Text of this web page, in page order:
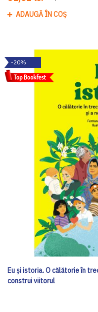
ADAUGĂ ÎN COȘ
-20%
Eu și istoria. O călătorie în
construi viitorul